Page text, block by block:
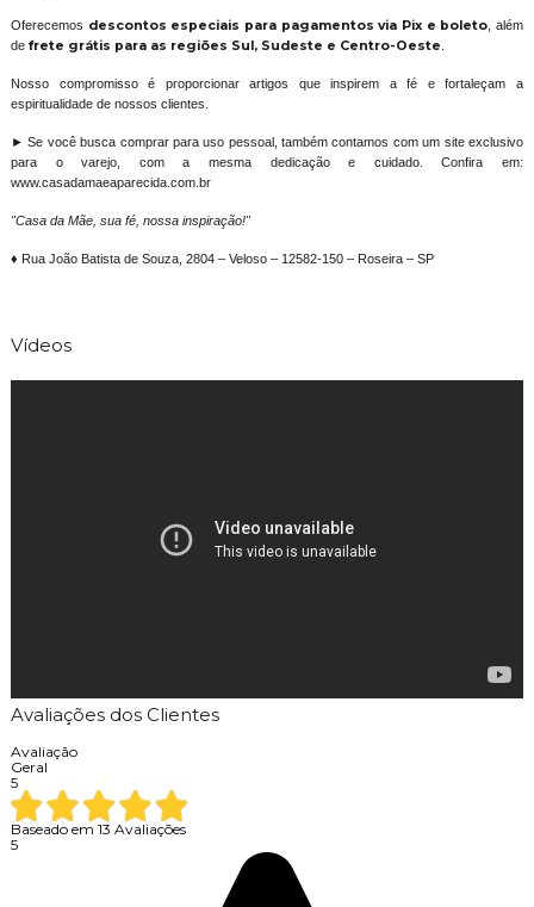
Oferecemos descontos especiais para pagamentos via Pix e boleto , além
de frete grátis para as regiões Sul, Sudeste e Centro-Oeste
Nosso compromisso é proporcionar artigos que inspirem a fé e fortaleçam a
espiritualidade de nossos clientes.
► Se você busca comprar para uso pessoal, também contamos com um site exclusivo
para o varejo, com a mesma dedicação e cuidado. Confira em:
www.casadamaeaparecida.com.br
"Casa da Mãe, sua fé, nossa inspiração!"
♦ Rua João Batista de Souza, 2804 – Veloso – 12582-150 – Roseira – SP
Vídeos
Avaliações dos Clientes
Avaliação
Geral
5
Baseado em 13 Avaliações
5